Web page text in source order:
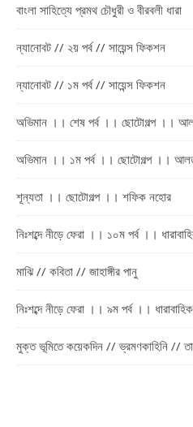
বাংলা সাহিত্যে প্রমথ চৌধুরী ও বীরবলী ধারা
ন্যানোবট // ২য় পর্ব // সায়েন্স ফিকশন
ন্যানোবট // ১ম পর্ব // সায়েন্স ফিকশন
অভিমান ।। শেষ পর্ব ।। ছোটোগল্প ।।
অভিমান ।। ১ম পর্ব ।। ছোটোগল্প ।।
শূন্যতা ।। ছোটোগল্প ।। শফিক নহোর
নিঃশব্দে নীড়ে ফেরা ।। ১০ম পর্ব ।।
মাঝি // কবিতা // জাহাঙ্গীর পানু
নিঃশব্দে নীড়ে ফেরা ।। ৯ম পর্ব ।।
মুক্ত ভূমিতে কয়েকদিন // ভ্রমণকাহিনি //